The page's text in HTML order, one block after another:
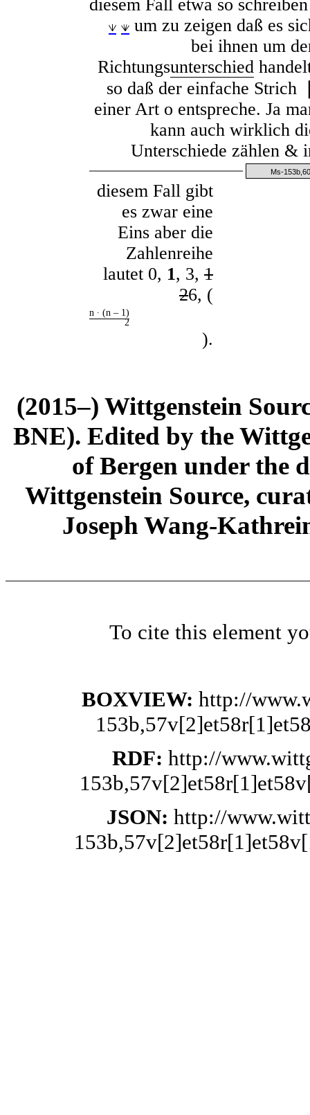
diesem Fall etwa so
um zu zeigen daß es
bei ihnen um
Richtungsunterschied
so daß der einfache Strich
einer Art o entspreche. Ja
kann auch wirklich
Unterschiede zählen &
Ms-
diesem Fall gibt
es zwar eine
Eins aber die
Zahlenreihe
lautet 0, 1, 3, 1
26, (
n ∙ (n ‒ 1)
2
).
(2015–) Wittgenstein
BNE). Edited by the
of Bergen under the
Wittgenstein Source,
Joseph Wang-
To cite this element
BOXVIEW: http://
RDF: http://
JSON: http://